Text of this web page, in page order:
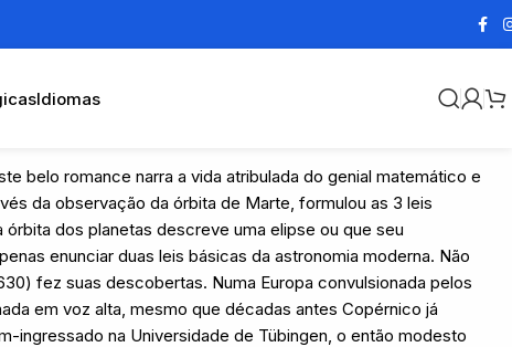
Idiomas
belo romance narra a vida atribulada do genial matemático e
da observação da órbita de Marte, formulou as 3 leis
dos planetas descreve uma elipse ou que seu
enunciar duas leis básicas da astronomia moderna. Não
fez suas descobertas. Numa Europa convulsionada pelos
em voz alta, mesmo que décadas antes Copérnico já
ingressado na Universidade de Tübingen, o então modesto